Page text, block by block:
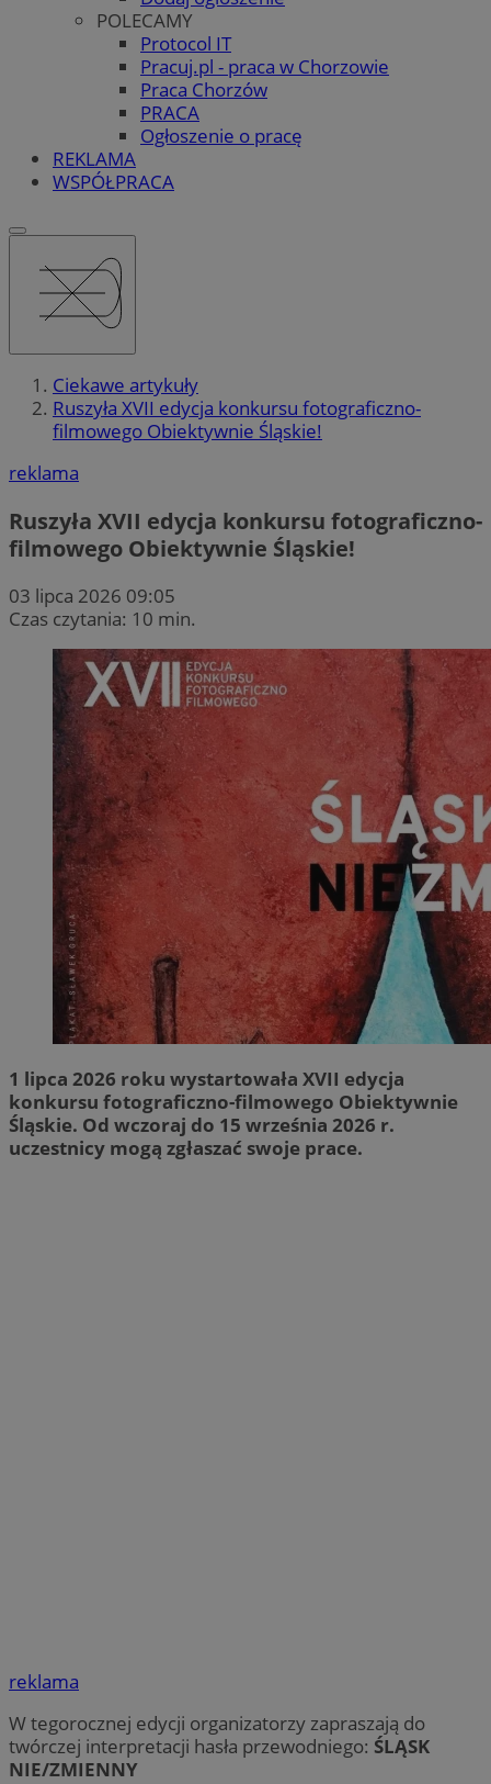
POLECAMY
Protocol IT
Pracuj.pl - praca w Chorzowie
Praca Chorzów
PRACA
Ogłoszenie o pracę
REKLAMA
WSPÓŁPRACA
Ciekawe artykuły
Ruszyła XVII edycja konkursu fotograficzno-
filmowego Obiektywnie Śląskie!
reklama
Ruszyła XVII edycja konkursu fotograficzno-
filmowego Obiektywnie Śląskie!
03 lipca 2026 09:05
Czas czytania: 10 min.
1 lipca 2026 roku wystartowała XVII edycja
konkursu fotograficzno-filmowego Obiektywnie
Śląskie. Od wczoraj do 15 września 2026 r.
uczestnicy mogą zgłaszać swoje prace.
reklama
W tegorocznej edycji organizatorzy zapraszają do
twórczej interpretacji hasła przewodniego: ŚLĄSK
NIE/ZMIENNY